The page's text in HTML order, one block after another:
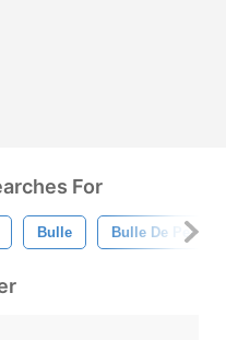
For
Bulle Bulle De Pensée